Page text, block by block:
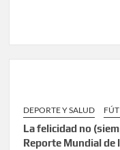
DEPORTE Y SALUD
La felicidad no
Reporte Mundial de